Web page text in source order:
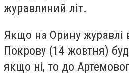
журавлиний літ.
Якщо на Орину журавлі
Покрову (14 жовтня)
якщо ні, то до